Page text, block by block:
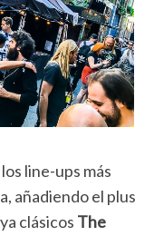
line-ups más
añadiendo el plus
clásicos The